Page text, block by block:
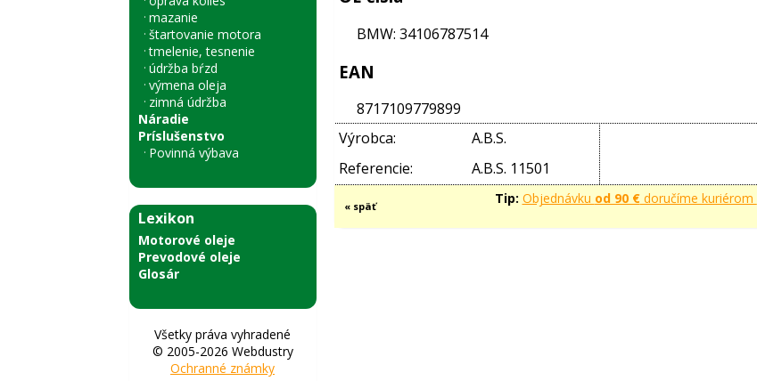
mazanie
štartovanie motora
tmelenie, tesnenie
údržba bŕzd
výmena oleja
zimná údržba
Náradie
Príslušenstvo
Povinná výbava
Lexikon
Motorové oleje
Prevodové oleje
Glosár
Všetky práva vyhradené
© 2005-2026 Webdustry
Ochranné známky
BMW: 34106787514
EAN
8717109779899
Výrobca:
A.B.S.
Referencie:
A.B.S. 11501
« späť Tip: Objednávku od 90 €doručíme kuriérom